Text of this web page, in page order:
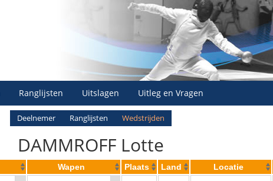
Ranglijsten Uitslagen Uitleg en Vragen
Deelnemer Ranglijsten Wedstrijden
DAMMROFF Lotte
Wapen Plaats Land Locatie